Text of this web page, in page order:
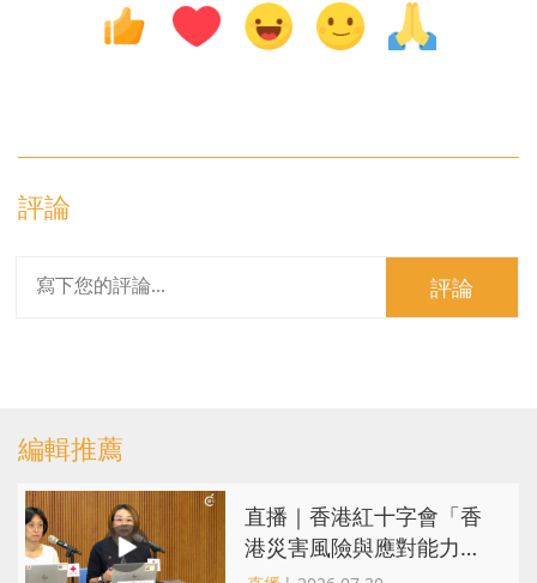
評論
評論
編輯推薦
直播｜香港紅十字會「香
港災害風險與應對能力地